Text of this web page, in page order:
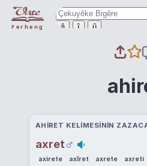
Ferheng ê î û
AHIRET KELIMESININ
axret
axirete axîret axrete axreti